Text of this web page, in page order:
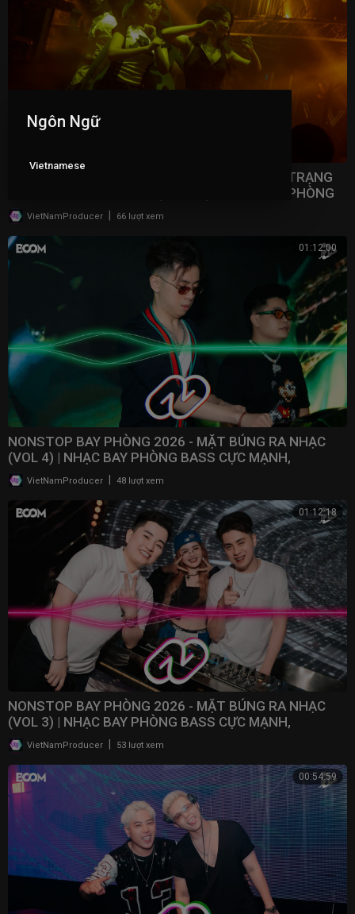
NONSTOP 2025 VINAHOUSE VIỆT MIX - TÂM TRẠNG
NHẤT BẢNG XẾP HẠNG (VOL 15) | NHẠC BAY PHÒNG
2025VietNamProducer 66 lượt xem
01:12:00
NONSTOP BAY PHÒNG 2026 - MẶT BÚNG RA NHẠC
(VOL 4) | NHẠC BAY PHÒNG BASS CỰC MẠNH,
NONSTOP 2025
VietNamProducer 48 lượt xem
01:12:18
NONSTOP BAY PHÒNG 2026 - MẶT BÚNG RA NHẠC
(VOL 3) | NHẠC BAY PHÒNG BASS CỰC MẠNH,
NONSTOP 2025
VietNamProducer | 53 lượt xem
00:54:59
Ngôn Ngữ
Vietnamese